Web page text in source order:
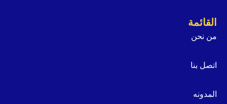
القائمة
من نحن
اتصل بنا
المدونه